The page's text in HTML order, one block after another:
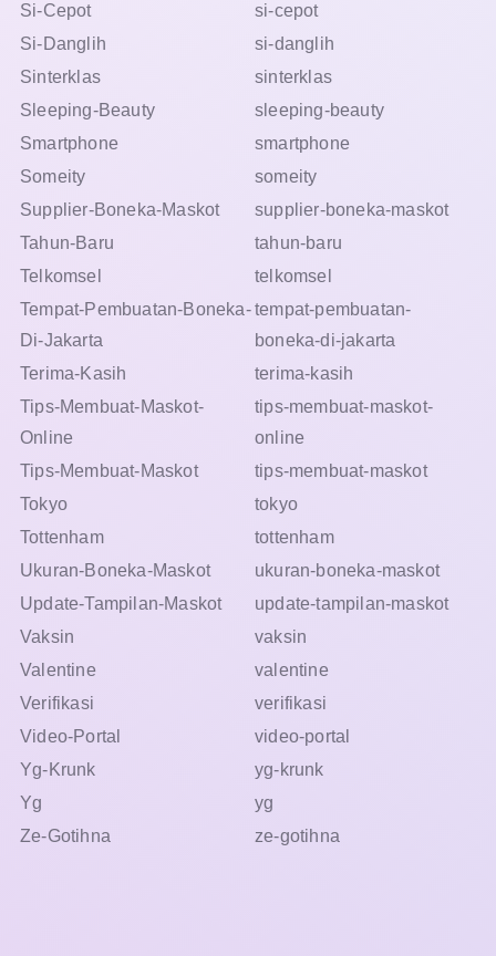
Si-Cepot
si-cepot
Si-Danglih
si-danglih
Sinterklas
sinterklas
Sleeping-Beauty
sleeping-beauty
Smartphone
smartphone
Someity
someity
Supplier-Boneka-Maskot
supplier-boneka-maskot
Tahun-Baru
tahun-baru
Telkomsel
telkomsel
Tempat-Pembuatan-Boneka-
Di-Jakarta
tempat-pembuatan-
boneka-di-jakarta
Terima-Kasih
terima-kasih
Tips-Membuat-Maskot-
Online
tips-membuat-maskot-
online
Tips-Membuat-Maskot
tips-membuat-maskot
Tokyo
tokyo
Tottenham
tottenham
Ukuran-Boneka-Maskot
ukuran-boneka-maskot
Update-Tampilan-Maskot
update-tampilan-maskot
Vaksin
vaksin
Valentine
valentine
Verifikasi
verifikasi
Video-Portal
video-portal
Yg-Krunk
yg-krunk
Yg
yg
Ze-Gotihna
ze-gotihna